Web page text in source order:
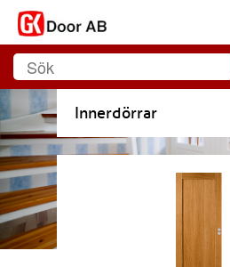
Innerdörrar